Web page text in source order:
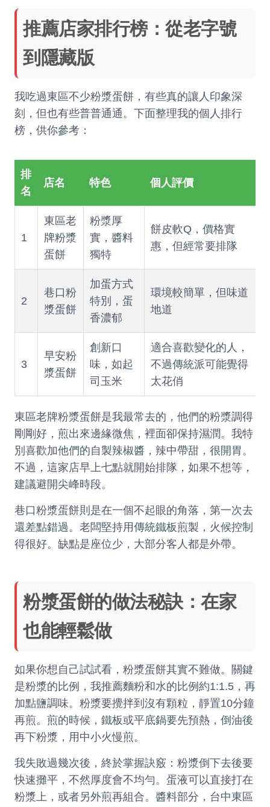
推薦店家排行榜：從老字號
到隱藏版
我吃過東區不少粉漿蛋餅，有些真的讓人印象深
刻，但也有些普普通通。下面整理我的個人排行
榜，供你參考：
排
名
店名 特色 個人評價
1
東區老
牌粉漿
蛋餅
粉漿厚
實，醬料
獨特
餅皮軟Q，價格實
惠，但經常要排隊
2
巷口粉
漿蛋餅
加蛋方式
特別，蛋
香濃郁
環境較簡單，但味道
地道
3
早安粉
漿蛋餅
創新口
味，如起
司玉米
適合喜歡變化的人，
不過傳統派可能覺得
太花俏
東區老牌粉漿蛋餅是我最常去的，他們的粉漿調得
剛剛好，煎出來邊緣微焦，裡面卻保持濕潤。我特
別喜歡加他們的自製辣椒醬，辣中帶甜，很開胃。
不過，這家店早上七點就開始排隊，如果不想等，
建議避開尖峰時段。
巷口粉漿蛋餅則是在一個不起眼的角落，第一次去
還差點錯過。老闆堅持用傳統鐵板煎製，火候控制
得很好。缺點是座位少，大部分客人都是外帶。
粉漿蛋餅的做法秘訣：在家
也能輕鬆做
如果你想自己試試看，粉漿蛋餅其實不難做。關鍵
是粉漿的比例，我推薦麵粉和水的比例約1:1.5，再
加點鹽調味。粉漿要攪拌到沒有顆粒，靜置10分鐘
再煎。煎的時候，鐵板或平底鍋要先預熱，倒油後
再下粉漿，用中小火慢煎。
我失敗過幾次後，終於掌握訣竅：粉漿倒下去後要
快速攤平，不然厚度會不均勻。蛋液可以直接打在
粉漿上，或者另外煎再組合。醬料部分，台中東區